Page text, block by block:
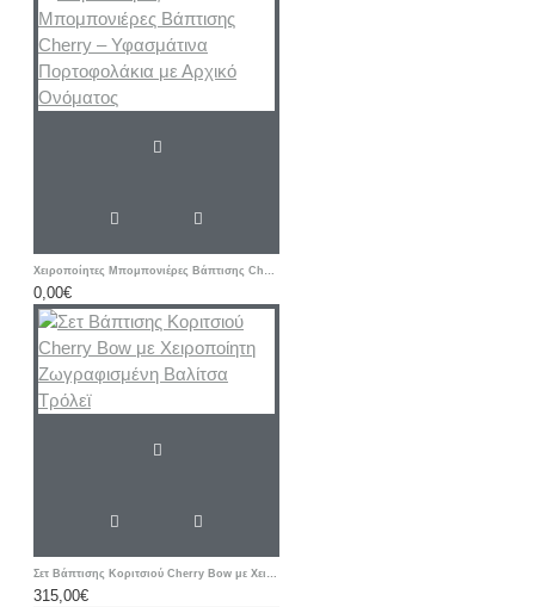
Χειροποίητες Μπομπονιέρες Βάπτισης Cherry – Υφασμάτινα Πορτοφολάκια με Αρχικό Ονόματος
0,00€
Σετ Βάπτισης Κοριτσιού Cherry Bow με Χειροποίητη Ζωγραφισμένη Βαλίτσα Τρόλεϊ
315,00€